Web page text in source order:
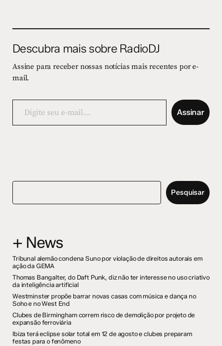
Descubra mais sobre RadioDJ
Assine para receber nossas notícias mais recentes por e-
mail.
mail…
Assinar
Pesquisar
+ News
Tribunal alemão condena Suno por violação de direitos autorais em
ação da GEMA
Thomas Bangalter, do Daft Punk, diz não ter interesse no uso criativo
da inteligência artificial
Westminster propõe barrar novas casas com música e dança no
Soho e no West End
Clubes de Birmingham correm risco de demolição por projeto de
expansão ferroviária
Ibiza terá eclipse solar total em 12 de agosto e clubes preparam
festas para o fenômeno